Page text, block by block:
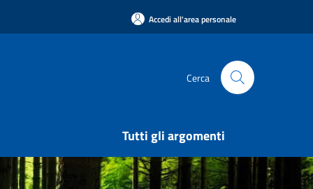
Accedi all'area personale
Cerca
Tutti gli argomenti